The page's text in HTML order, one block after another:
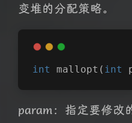
夜间模式
变堆的分配策略。
int mallopt ( int
param：指定要修改